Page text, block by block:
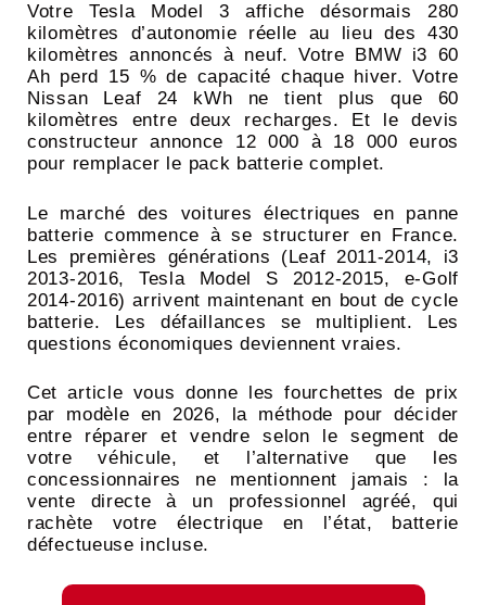
Votre Tesla Model 3 affiche désormais 280
kilomètres d’autonomie réelle au lieu des 430
kilomètres annoncés à neuf. Votre BMW i3 60
Ah perd 15 % de capacité chaque hiver. Votre
Nissan Leaf 24 kWh ne tient plus que 60
kilomètres entre deux recharges. Et le devis
constructeur annonce 12 000 à 18 000 euros
pour remplacer le pack batterie complet.
Le marché des voitures électriques en panne
batterie commence à se structurer en France.
Les premières générations (Leaf 2011-2014, i3
2013-2016, Tesla Model S 2012-2015, e-Golf
2014-2016) arrivent maintenant en bout de cycle
batterie. Les défaillances se multiplient. Les
questions économiques deviennent vraies.
Cet article vous donne les fourchettes de prix
par modèle en 2026, la méthode pour décider
entre réparer et vendre selon le segment de
votre véhicule, et l’alternative que les
concessionnaires ne mentionnent jamais : la
vente directe à un professionnel agréé, qui
rachète votre électrique en l’état, batterie
défectueuse incluse.